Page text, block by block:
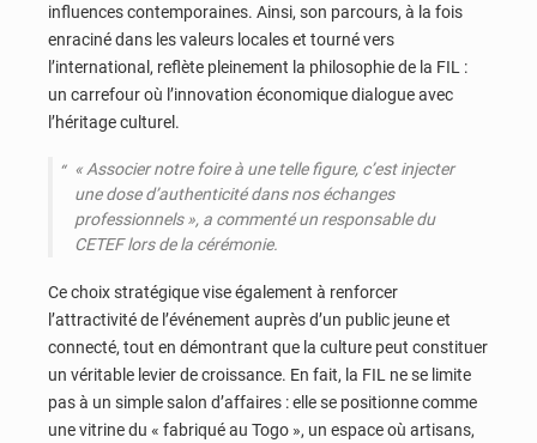
influences contemporaines. Ainsi, son parcours, à la fois
enraciné dans les valeurs locales et tourné vers
l’international, reflète pleinement la philosophie de la FIL :
un carrefour où l’innovation économique dialogue avec
l’héritage culturel.
« Associer notre foire à une telle figure, c’est injecter
une dose d’authenticité dans nos échanges
professionnels », a commenté un responsable du
CETEF lors de la cérémonie.
Ce choix stratégique vise également à renforcer
l’attractivité de l’événement auprès d’un public jeune et
connecté, tout en démontrant que la culture peut constituer
un véritable levier de croissance. En fait, la FIL ne se limite
pas à un simple salon d’affaires : elle se positionne comme
une vitrine du « fabriqué au Togo », un espace où artisans,